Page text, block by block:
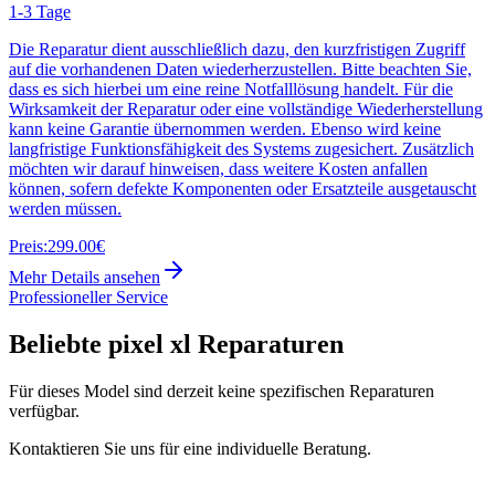
1-3 Tage
Die Reparatur dient ausschließlich dazu, den kurzfristigen Zugriff
auf die vorhandenen Daten wiederherzustellen. Bitte beachten Sie,
dass es sich hierbei um eine reine Notfalllösung handelt. Für die
Wirksamkeit der Reparatur oder eine vollständige Wiederherstellung
kann keine Garantie übernommen werden. Ebenso wird keine
langfristige Funktionsfähigkeit des Systems zugesichert. Zusätzlich
möchten wir darauf hinweisen, dass weitere Kosten anfallen
können, sofern defekte Komponenten oder Ersatzteile ausgetauscht
werden müssen.
Preis:299.00€
Mehr Details ansehen
Professioneller Service
Beliebte pixel xl Reparaturen
Für dieses Model sind derzeit keine spezifischen Reparaturen
verfügbar.
Kontaktieren Sie uns für eine individuelle Beratung.